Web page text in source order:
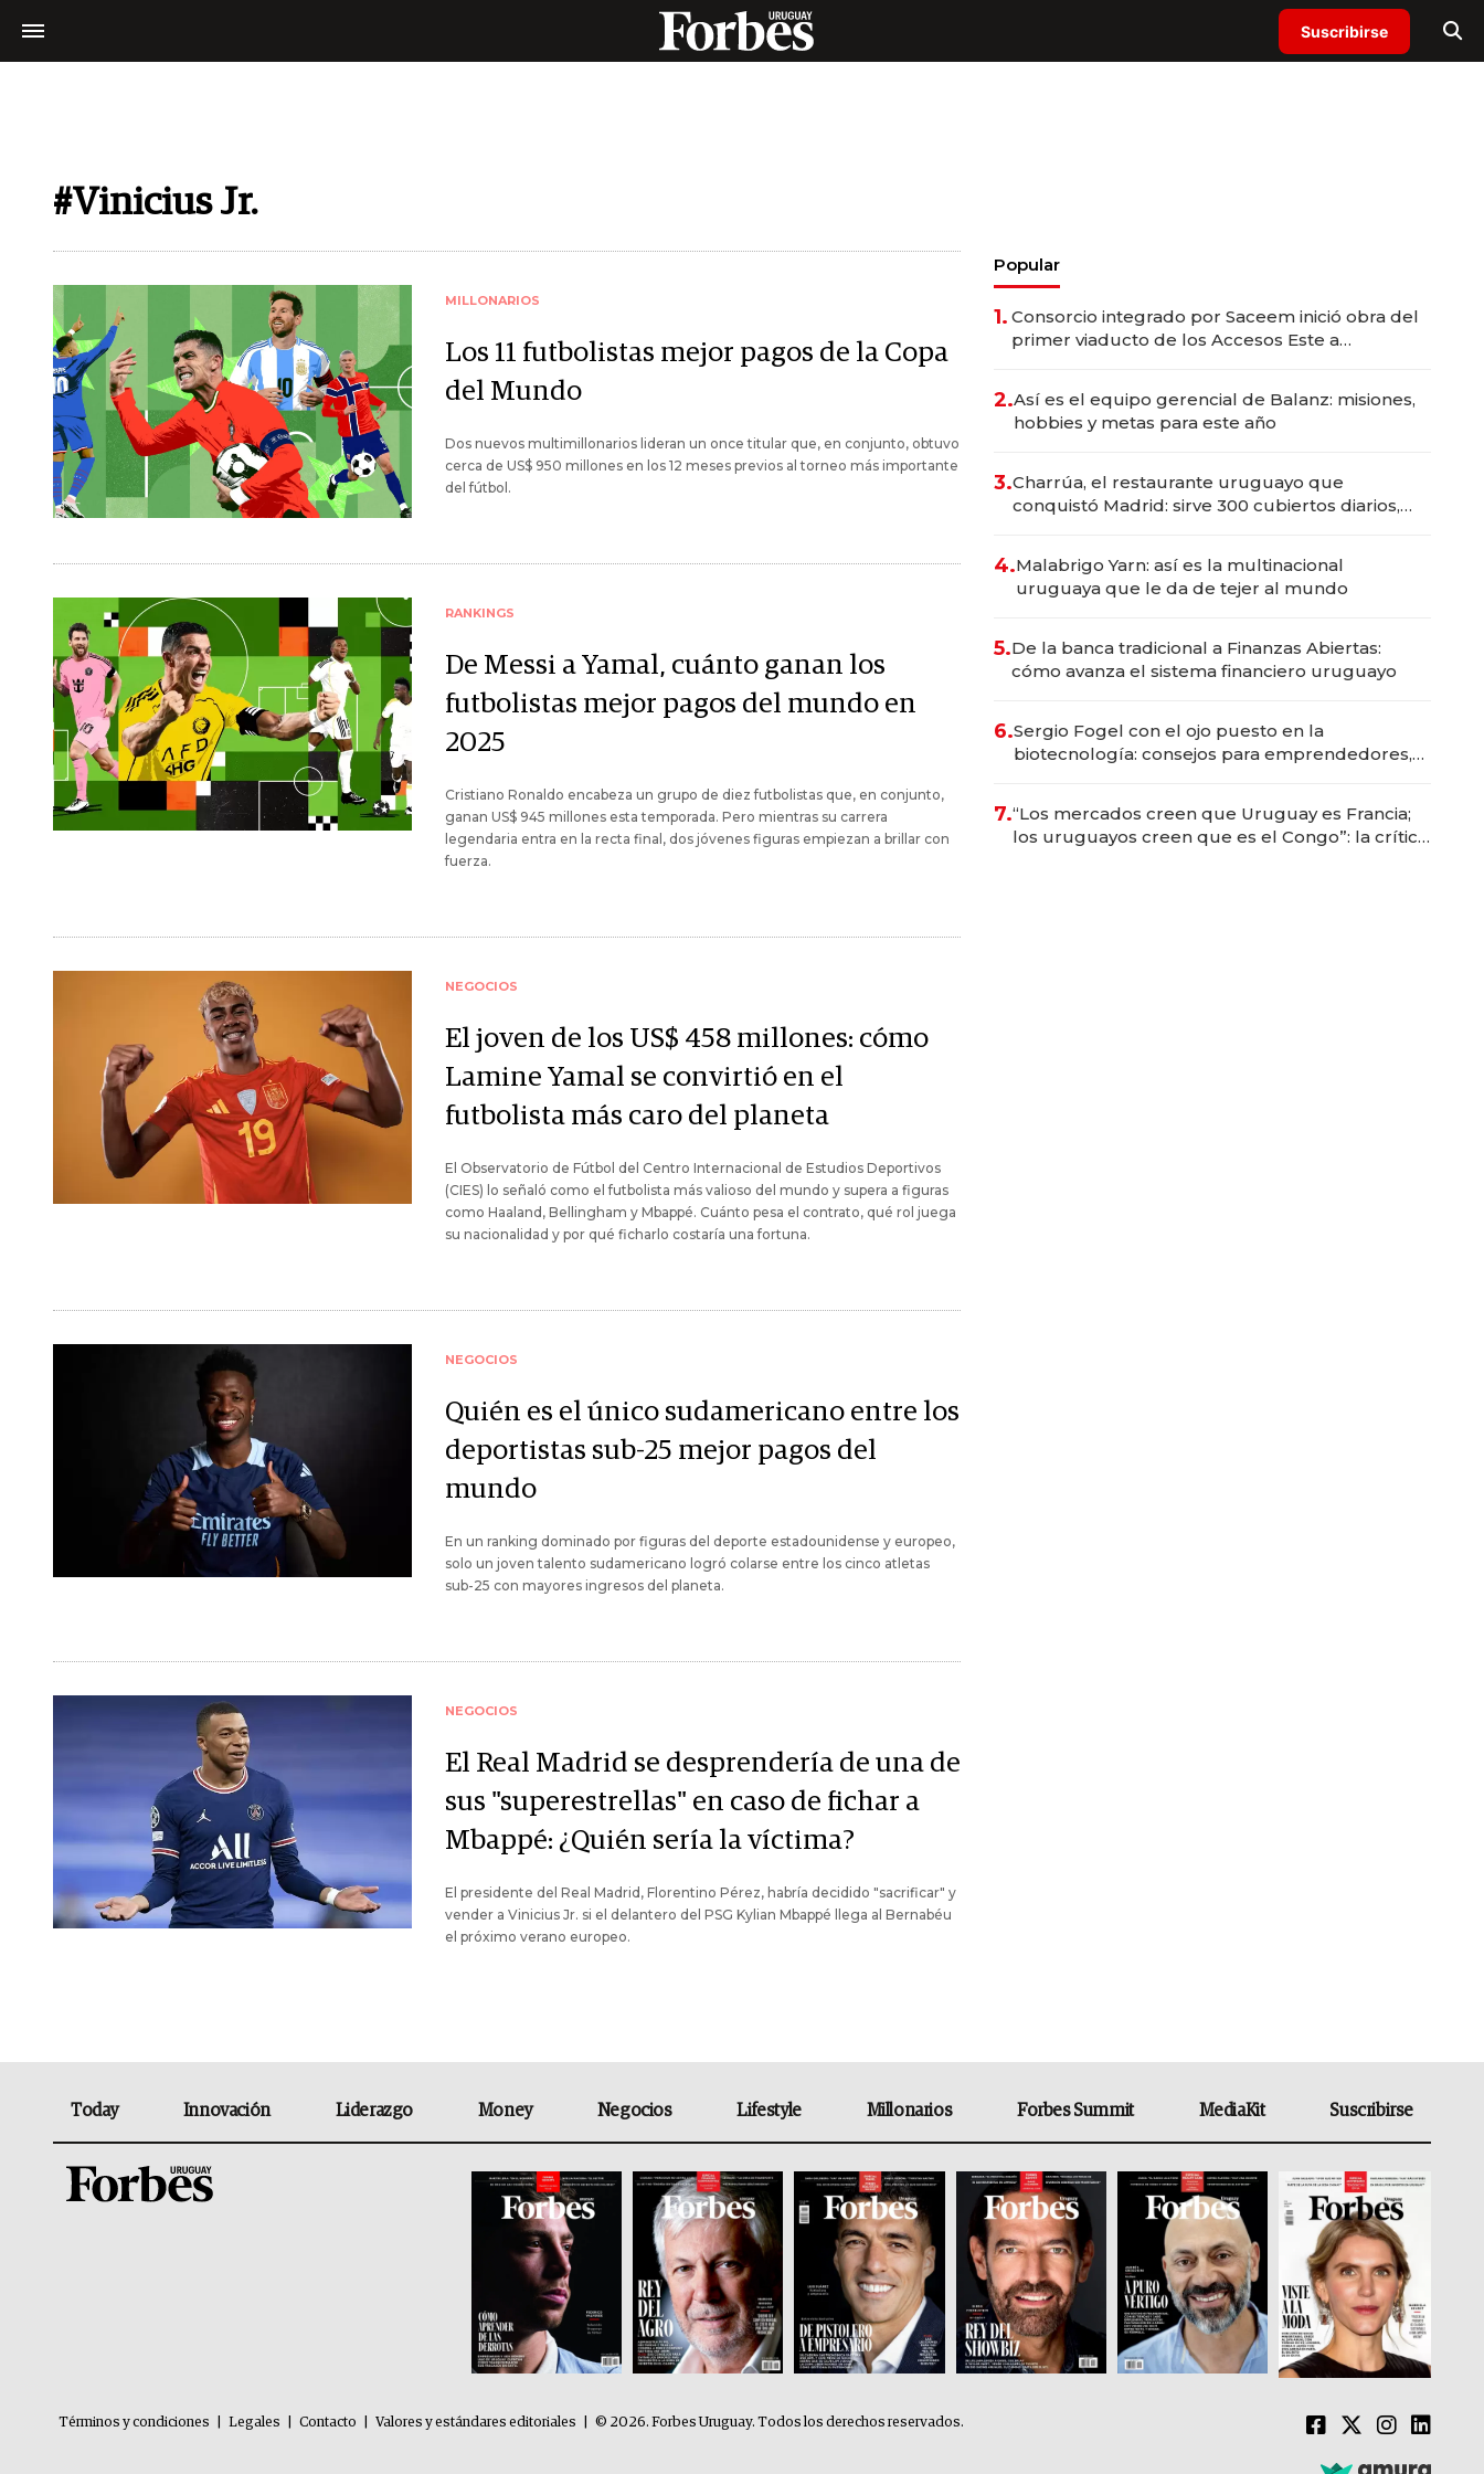
Suscribirse
#Vinicius Jr.
MILLONARIOS
Los 11 futbolistas mejor pagos de la Copa
del Mundo
Dos nuevos multimillonarios lideran un once titular que, en conjunto, obtuvo
cerca de US$ 950 millones en los 12 meses previos al torneo más importante
del fútbol.
RANKINGS
De Messi a Yamal, cuánto ganan los
futbolistas mejor pagos del mundo en
2025
Cristiano Ronaldo encabeza un grupo de diez futbolistas que, en conjunto,
ganan US$ 945 millones esta temporada. Pero mientras su carrera
legendaria entra en la recta final, dos jóvenes figuras empiezan a brillar con
fuerza.
NEGOCIOS
El joven de los US$ 458 millones: cómo
Lamine Yamal se convirtió en el
futbolista más caro del planeta
El Observatorio de Fútbol del Centro Internacional de Estudios Deportivos
(CIES) lo señaló como el futbolista más valioso del mundo y supera a figuras
como Haaland, Bellingham y Mbappé. Cuánto pesa el contrato, qué rol juega
su nacionalidad y por qué ficharlo costaría una fortuna.
NEGOCIOS
Quién es el único sudamericano entre los
deportistas sub-25 mejor pagos del
mundo
En un ranking dominado por figuras del deporte estadounidense y europeo,
solo un joven talento sudamericano logró colarse entre los cinco atletas
sub-25 con mayores ingresos del planeta.
NEGOCIOS
El Real Madrid se desprendería de una de
sus "superestrellas" en caso de fichar a
Mbappé: ¿Quién sería la víctima?
El presidente del Real Madrid, Florentino Pérez, habría decidido "sacrificar" y
vender a Vinicius Jr. si el delantero del PSG Kylian Mbappé llega al Bernabéu
el próximo verano europeo.
Popular
1. Consorcio integrado por Saceem inició obra del
primer viaducto de los Accesos Este a
2.Así es el equipo gerencial de Balanz: misiones,
hobbies y metas para este año
3.Charrúa, el restaurante uruguayo que
conquistó Madrid: sirve 300 cubiertos diarios,
4.Malabrigo Yarn: así es la multinacional
uruguaya que le da de tejer al mundo
5.De la banca tradicional a Finanzas Abiertas:
cómo avanza el sistema financiero uruguayo
6.Sergio Fogel con el ojo puesto en la
biotecnología: consejos para emprendedores,
7.“Los mercados creen que Uruguay es Francia;
los uruguayos creen que es el Congo”: la crítica
Today Innovación Liderazgo Money Negocios Lifestyle Millonarios Forbes Summit MediaKit Suscribirse
Términos y condiciones Legales Contacto Valores y estándares editoriales © 2026. Forbes Uruguay. Todos los derechos reservados.